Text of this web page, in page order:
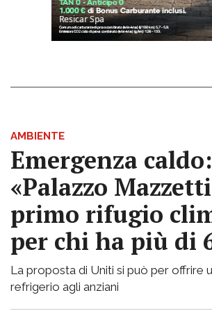
AMBIENTE
Emergenza caldo:
«Palazzo
primo rifugio
per chi ha più di
La proposta di Uniti si può per offrire
refrigerio agli anziani